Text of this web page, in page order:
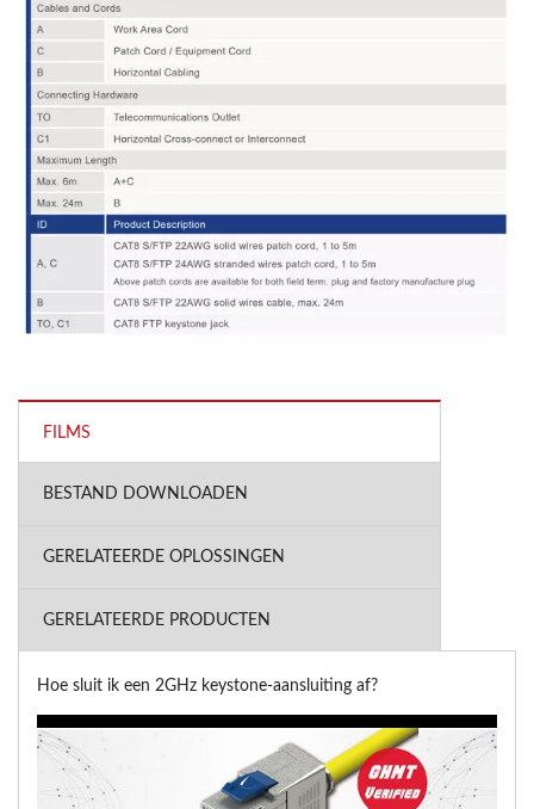
FILMS
BESTAND DOWNLOADEN
GERELATEERDE OPLOSSINGEN
GERELATEERDE PRODUCTEN
Hoe sluit ik een 2GHz keystone-aansluiting af?